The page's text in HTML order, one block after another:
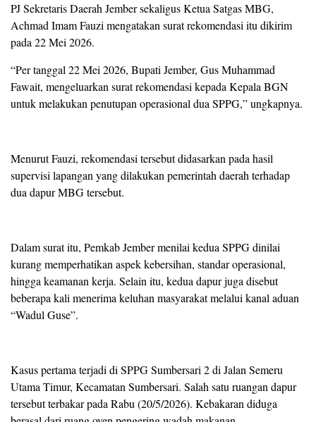
PJ Sekretaris Daerah Jember sekaligus Ketua Satgas MBG,
Achmad Imam Fauzi mengatakan surat rekomendasi itu dikirim
pada 22 Mei 2026.
“Per tanggal 22 Mei 2026, Bupati Jember, Gus Muhammad
Fawait, mengeluarkan surat rekomendasi kepada Kepala BGN
untuk melakukan penutupan operasional dua SPPG,” ungkapnya.
Menurut Fauzi, rekomendasi tersebut didasarkan pada hasil
supervisi lapangan yang dilakukan pemerintah daerah terhadap
dua dapur MBG tersebut.
Dalam surat itu, Pemkab Jember menilai kedua SPPG dinilai
kurang memperhatikan aspek kebersihan, standar operasional,
hingga keamanan kerja. Selain itu, kedua dapur juga disebut
beberapa kali menerima keluhan masyarakat melalui kanal aduan
“Wadul Guse”.
Kasus pertama terjadi di SPPG Sumbersari 2 di Jalan Semeru
Utama Timur, Kecamatan Sumbersari. Salah satu ruangan dapur
tersebut terbakar pada Rabu (20/5/2026). Kebakaran diduga